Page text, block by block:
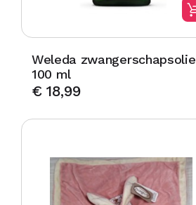
Weleda zwangerschapsolie
100 ml
€18,99